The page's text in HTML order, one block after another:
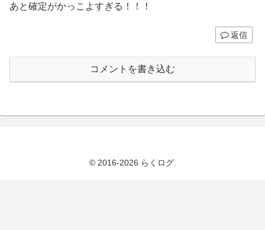
あと確定がかっこよすぎる！！！
返信
コメントを書き込む
© 2016-2026 らくログ.